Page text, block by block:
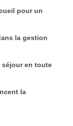
pour un
la gestion
séjour en toute
la